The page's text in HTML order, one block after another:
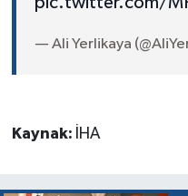
— Ali Yerlikaya
Kaynak: İHA